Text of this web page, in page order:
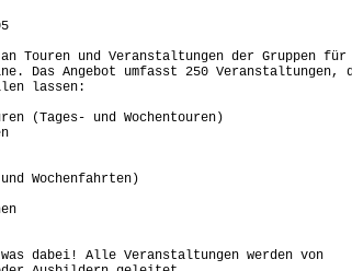
an Touren und Veranstaltungen der Gruppen für
Angebot umfasst 250 Veranstaltungen,
lassen:
(Tages- und Wochentouren)
Wochenfahrten)
dabei! Alle Veranstaltungen werden von